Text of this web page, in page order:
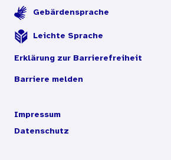
Gebärdensprache
Leichte Sprache
Erklärung zur Barrierefreiheit
Barriere melden
Impressum
Datenschutz